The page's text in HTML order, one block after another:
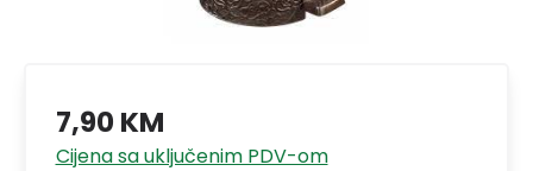
7,90 KM
Cijena sa uključenim PDV-om